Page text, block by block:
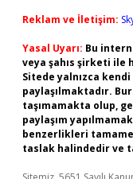
Reklam ve İletişim:
Yasal Uyarı: Bu
veya şahıs şirketi ile
Sitede yalnızca kendi
paylaşılmaktadır.
taşımamakta olup,
paylaşım
benzerlikleri
taslak halindedir ve